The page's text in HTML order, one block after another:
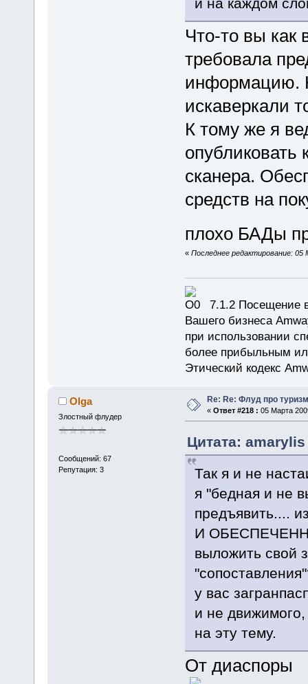
и на каждом
Что-то вы как
требовала
информацию.
искаверкали
К тому же я
сканера.
средств на
плохо БАДы
« Последнее редактирование:
7.1.2 Посещение
Вашего бизнеса
при использовании
более прибыльным
Этический кодекс
Olga
Злостный флудер
Сообщений: 67
Репутация: 3
Re: Re: Флуд про туризм
« Ответ #218 : 05 Марта
Цитата:
Так я и не
я "бедная и не
предъявить....
И
выложить свой
у вас
и не
на эту тему.
От диаспоры